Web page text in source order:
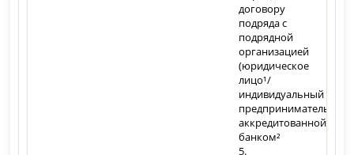
договору
подряда с
подрядной
организацией
(юридическое
лицо¹/
индивидуальный
предприниматель),
аккредитованной
банком²
5.